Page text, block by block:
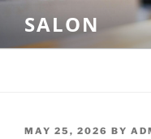
content
SALON
POSTED
MAY 25, 2026 BY